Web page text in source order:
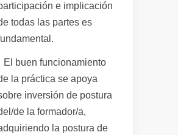
e implicación
todas las partes es
El buen funcionamiento
la práctica se apoya
inversión de postura
de la formador/a,
la postura de